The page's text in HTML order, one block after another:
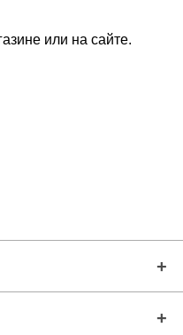
или на сайте.